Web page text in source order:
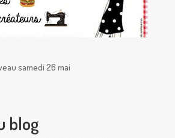
samedi 26 mai
blog